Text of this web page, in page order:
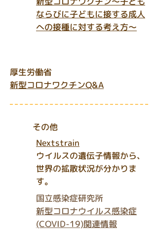
ならびに子どもに接する成人
への接種に対する考え方～
厚生労働省
​新型コロナワクチンQ&A
その他
Nextstrain
​ウイルスの遺伝子情報から、
世界の拡散状況が分かりま
す。
国立感染症研究所
新型コロナウイルス感染症
(COVID-19)関連情報